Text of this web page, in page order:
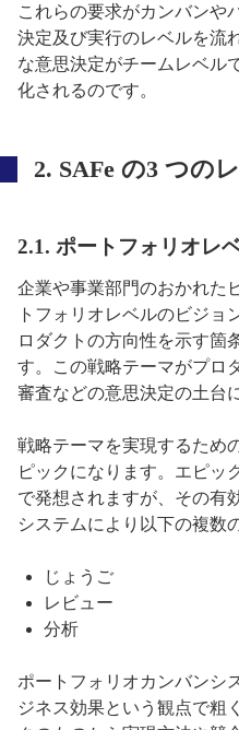
これらの要求がカンバンや
決定及び実行のレベルを流
な意思決定がチームレベル
化されるのです。
2. SAFe の3 つの
2.1. ポートフォリオレ
企業や事業部門のおかれた
トフォリオレベルのビジョ
ロダクトの方向性を示す箇
す。この戦略テーマがプロ
審査などの意思決定の土台
戦略テーマを実現するため
ピックになります。エピッ
で発想されますが、その有
システムにより以下の複数
じょうご
レビュー
分析
ポートフォリオカンバンシ
ジネス効果という観点で粗